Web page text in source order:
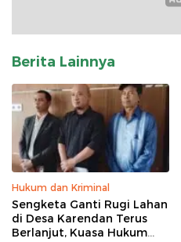
Berita Lainnya
Hukum dan Kriminal
Sengketa Ganti Rugi Lahan
di Desa Karendan Terus
Berlanjut, Kuasa Hukum